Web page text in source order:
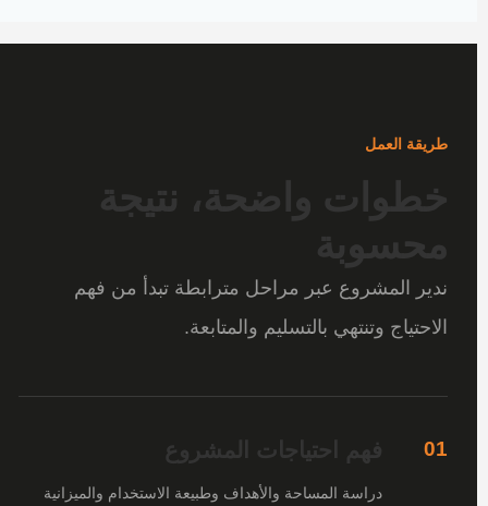
طريقة العمل
خطوات واضحة، نتيجة
محسوبة
ندير المشروع عبر مراحل مترابطة تبدأ من فهم
الاحتياج وتنتهي بالتسليم والمتابعة.
01 فهم احتياجات المشروع
دراسة المساحة والأهداف وطبيعة الاستخدام والميزانية